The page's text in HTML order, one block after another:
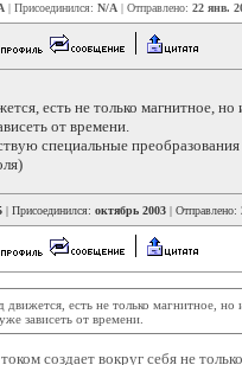
| Присоединился: N/A | Отправлено: 22 янв.
есть не только магнитное,
от времени.
специальные
| Присоединился: октябрь 2003 | Отправлено:
движется, есть не только магнитное,
зависеть от времени.
создает вокруг себя не